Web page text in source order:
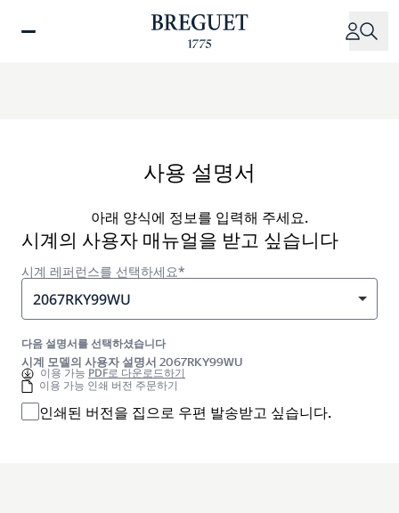
사용 설명서
아래 양식에 정보를 입력해 주세요.
시계의 사용자 매뉴얼을 받고 싶습니다
시계 레퍼런스를 선택하세요*
2067RKY99WU
다음 설명서를 선택하셨습니다
시계 모델의 사용자 설명서 2067RKY99WU
이용 가능 PDF로 다운로드하기
이용 가능 인쇄 버전 주문하기
인쇄된 버전을 집으로 우편 발송받고 싶습니다.